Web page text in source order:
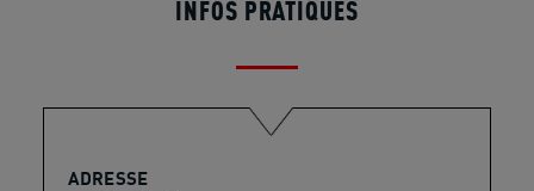
ADRESSE
INFOS PRATIQUES